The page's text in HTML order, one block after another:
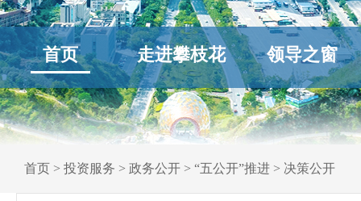
首页 走进攀枝花 领导之窗
首页 > 投资服务 > 政务公开 > “五公开”推进 > 决策公开